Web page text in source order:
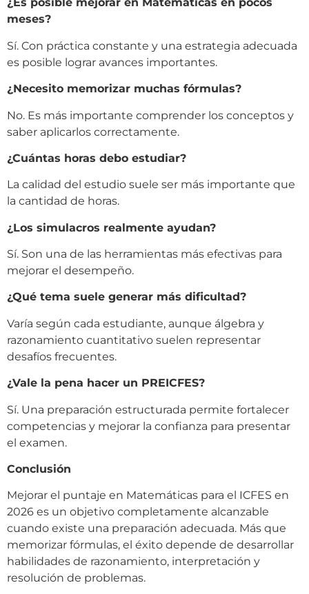
¿Es posible mejorar en Matemáticas en pocos
meses?
Sí. Con práctica constante y una estrategia adecuada
es posible lograr avances importantes.
¿Necesito memorizar muchas fórmulas?
No. Es más importante comprender los conceptos y
saber aplicarlos correctamente.
¿Cuántas horas debo estudiar?
La calidad del estudio suele ser más importante que
la cantidad de horas.
¿Los simulacros realmente ayudan?
Sí. Son una de las herramientas más efectivas para
mejorar el desempeño.
¿Qué tema suele generar más dificultad?
Varía según cada estudiante, aunque álgebra y
razonamiento cuantitativo suelen representar
desafíos frecuentes.
¿Vale la pena hacer un PREICFES?
Sí. Una preparación estructurada permite fortalecer
competencias y mejorar la confianza para presentar
el examen.
Conclusión
Mejorar el puntaje en Matemáticas para el ICFES en
2026 es un objetivo completamente alcanzable
cuando existe una preparación adecuada. Más que
memorizar fórmulas, el éxito depende de desarrollar
habilidades de razonamiento, interpretación y
resolución de problemas.